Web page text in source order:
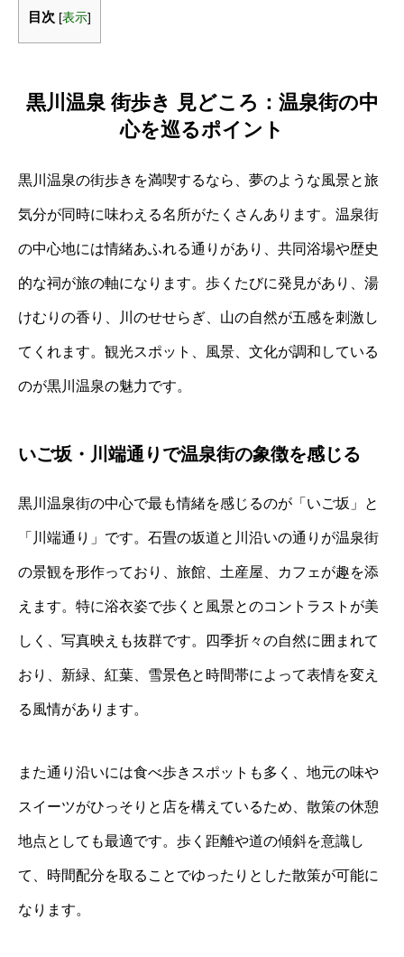
目次 [表示]
黒川温泉 街歩き 見どころ：温泉街の中
心を巡るポイント
黒川温泉の街歩きを満喫するなら、夢のような風景と旅
気分が同時に味わえる名所がたくさんあります。温泉街
の中心地には情緒あふれる通りがあり、共同浴場や歴史
的な祠が旅の軸になります。歩くたびに発見があり、湯
けむりの香り、川のせせらぎ、山の自然が五感を刺激し
てくれます。観光スポット、風景、文化が調和している
のが黒川温泉の魅力です。
いご坂・川端通りで温泉街の象徴を感じる
黒川温泉街の中心で最も情緒を感じるのが「いご坂」と
「川端通り」です。石畳の坂道と川沿いの通りが温泉街
の景観を形作っており、旅館、土産屋、カフェが趣を添
えます。特に浴衣姿で歩くと風景とのコントラストが美
しく、写真映えも抜群です。四季折々の自然に囲まれて
おり、新緑、紅葉、雪景色と時間帯によって表情を変え
る風情があります。
また通り沿いには食べ歩きスポットも多く、地元の味や
スイーツがひっそりと店を構えているため、散策の休憩
地点としても最適です。歩く距離や道の傾斜を意識し
て、時間配分を取ることでゆったりとした散策が可能に
なります。